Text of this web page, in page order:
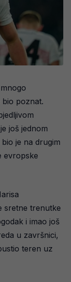
bio poznat.
još jednom
je na drugim
evropske
sretne trenutke
i imao još
u završnici,
teren uz